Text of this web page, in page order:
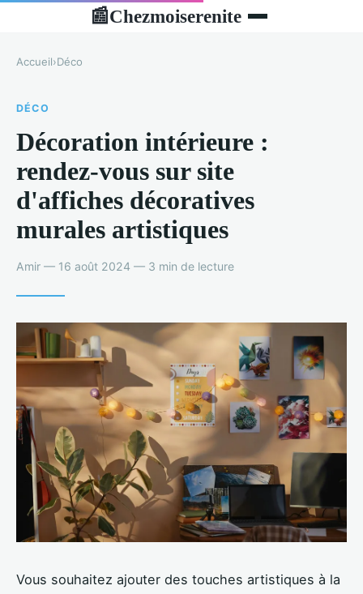
📰Chezmoiserenite
Accueil›Déco
DÉCO
Décoration intérieure :
rendez-vous sur site
d'affiches décoratives
murales artistiques
Amir — 16 août 2024 — 3 min de lecture
Vous souhaitez ajouter des touches artistiques à la